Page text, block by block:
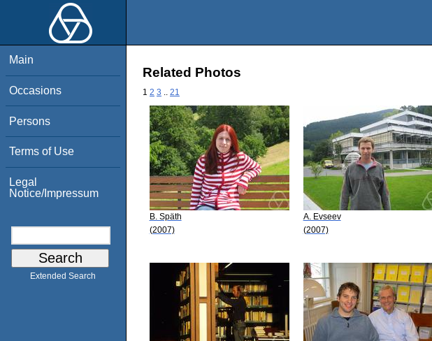
Main
Occasions
Persons
Terms of Use
Legal
Notice/Impressum
Extended Search
Related Photos
1 2 3 21
B. Späth
(2007)
A. Evseev
(2007)